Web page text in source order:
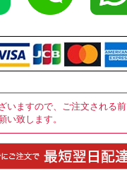
いますので、ご注文される前
い致します。